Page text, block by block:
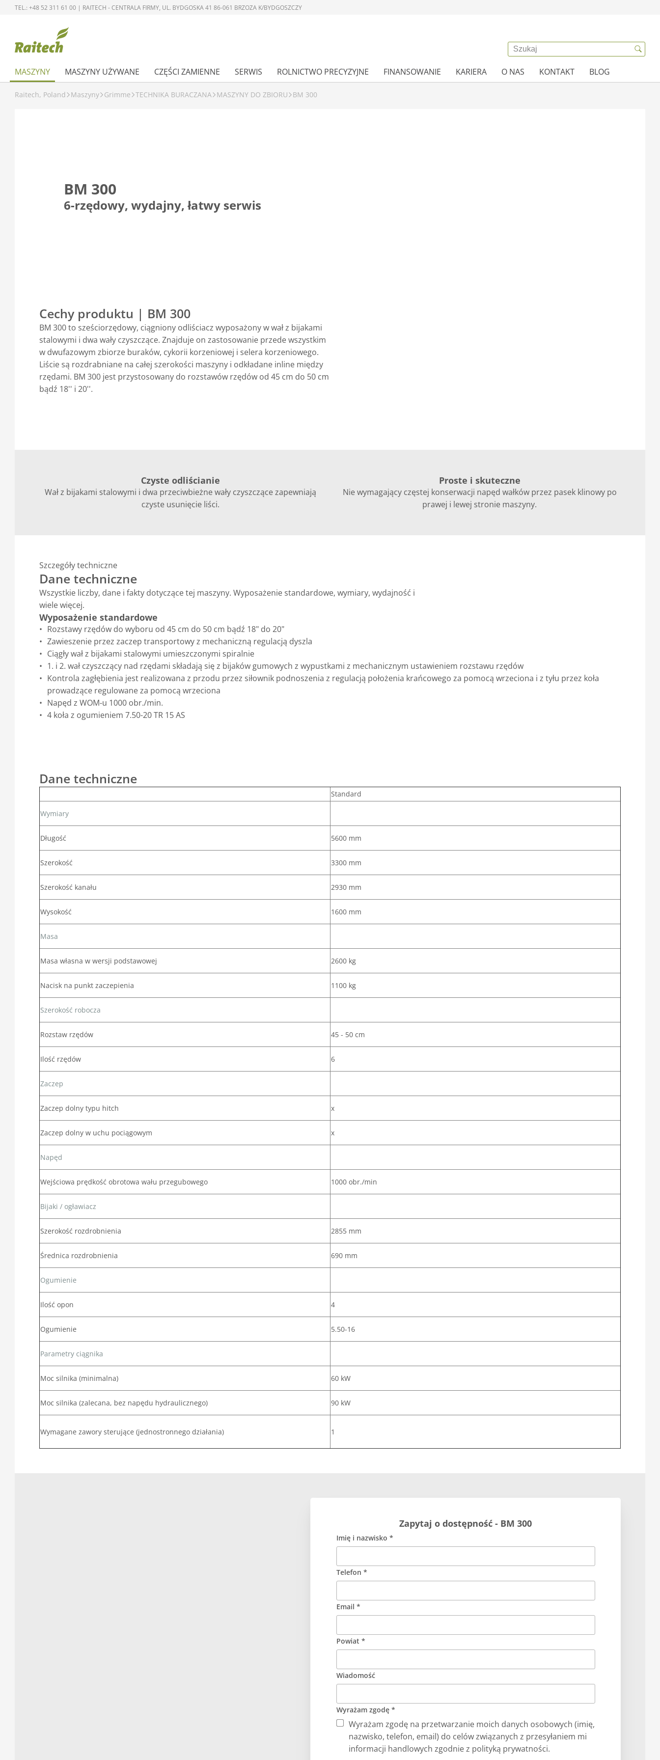
TEL.: +48 52 311 61 00 | RAITECH - CENTRALA FIRMY, UL. BYDGOSKA 41 86-061 BRZOZA K/BYDGOSZCZY
MASZYNY MASZYNY UŻYWANE CZĘŚCI ZAMIENNE SERWIS ROLNICTWO PRECYZYJNE FINANSOWANIE KARIERA O NAS KONTAKT BLOG
Raitech, Poland Maszyny Grimme TECHNIKA BURACZANA MASZYNY DO ZBIORU BM 300
BM 300
6-rzędowy, wydajny, łatwy serwis
Cechy produktu | BM 300
BM 300 to sześciorzędowy, ciągniony odliściacz wyposażony w wał z bijakami
stalowymi i dwa wały czyszczące. Znajduje on zastosowanie przede wszystkim
w dwufazowym zbiorze buraków, cykorii korzeniowej i selera korzeniowego.
Liście są rozdrabniane na całej szerokości maszyny i odkładane inline między
rzędami. BM 300 jest przystosowany do rozstawów rzędów od 45 cm do 50 cm
bądź 18'' i 20''.
Czyste odliścianie
Wał z bijakami stalowymi i dwa przeciwbieżne wały czyszczące zapewniają
czyste usunięcie liści.
Proste i skuteczne
Nie wymagający częstej konserwacji napęd wałków przez pasek klinowy po
prawej i lewej stronie maszyny.
Szczegóły techniczne
Dane techniczne
Wszystkie liczby, dane i fakty dotyczące tej maszyny. Wyposażenie standardowe, wymiary, wydajność i
wiele więcej.
Wyposażenie standardowe
Rozstawy rzędów do wyboru od 45 cm do 50 cm bądź 18" do 20"
Zawieszenie przez zaczep transportowy z mechaniczną regulacją dyszla
Ciągły wał z bijakami stalowymi umieszczonymi spiralnie
1. i 2. wał czyszczący nad rzędami składają się z bijaków gumowych z wypustkami z mechanicznym ustawieniem rozstawu rzędów
Kontrola zagłębienia jest realizowana z przodu przez siłownik podnoszenia z regulacją położenia krańcowego za pomocą wrzeciona i z tyłu przez koła
prowadzące regulowane za pomocą wrzeciona
Napęd z WOM-u 1000 obr./min.
4 koła z ogumieniem 7.50-20 TR 15 AS
Dane techniczne
Standard
Wymiary
Długość 5600 mm
Szerokość 3300 mm
Szerokość kanału 2930 mm
Wysokość 1600 mm
Masa
Masa własna w wersji podstawowej 2600 kg
Nacisk na punkt zaczepienia 1100 kg
Szerokość robocza
Rozstaw rzędów 45 - 50 cm
Ilość rzędów 6
Zaczep
Zaczep dolny typu hitch x
Zaczep dolny w uchu pociągowym x
Napęd
Wejściowa prędkość obrotowa wału przegubowego 1000 obr./min
Bijaki / ogławiacz
Szerokość rozdrobnienia 2855 mm
Średnica rozdrobnienia 690 mm
Ogumienie
Ilość opon 4
Ogumienie 5.50-16
Parametry ciągnika
Moc silnika (minimalna) 60 kW
Moc silnika (zalecana, bez napędu hydraulicznego) 90 kW
Wymagane zawory sterujące (jednostronnego działania) 1
Zapytaj o dostępność - BM 300
Imię i nazwisko *
Telefon *
Email *
Powiat *
Wiadomość
Wyrażam zgodę *
Wyrażam zgodę na przetwarzanie moich danych osobowych (imię,
nazwisko, telefon, email) do celów związanych z przesyłaniem mi
informacji handlowych zgodnie z polityką prywatności.